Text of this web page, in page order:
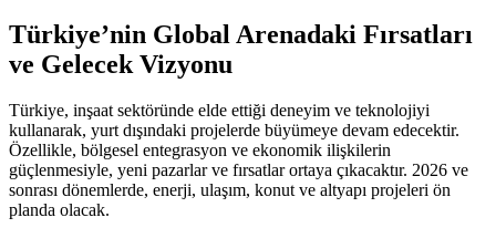
Türkiye’nin Global Arenadaki Fırsatları
ve Gelecek Vizyonu
Türkiye, inşaat sektöründe elde ettiği deneyim ve teknolojiyi
kullanarak, yurt dışındaki projelerde büyümeye devam edecektir.
Özellikle, bölgesel entegrasyon ve ekonomik ilişkilerin
güçlenmesiyle, yeni pazarlar ve fırsatlar ortaya çıkacaktır. 2026 ve
sonrası dönemlerde, enerji, ulaşım, konut ve altyapı projeleri ön
planda olacak.